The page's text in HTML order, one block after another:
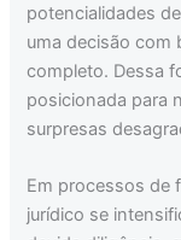
potencialidades
uma decisão com
completo. Dessa
posicionada para
surpresas
Em processos de
jurídico se